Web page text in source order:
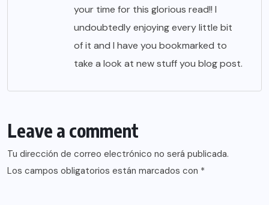
your time for this glorious read!! I
undoubtedly enjoying every little bit
of it and I have you bookmarked to
take a look at new stuff you blog post.
Leave a comment
Tu dirección de correo electrónico no será publicada.
Los campos obligatorios están marcados con *